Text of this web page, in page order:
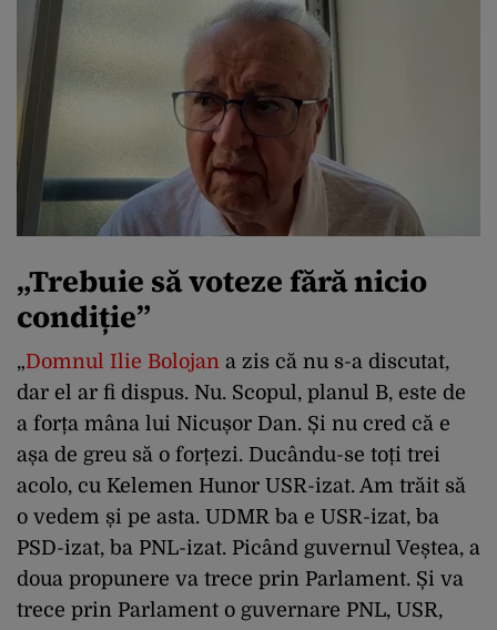
„Trebuie să voteze fără nicio
condiție”
„Domnul Ilie Bolojan a zis că nu s-a discutat,
dar el ar fi dispus. Nu. Scopul, planul B, este de
a forța mâna lui Nicușor Dan. Și nu cred că e
așa de greu să o forțezi. Ducându-se toți trei
acolo, cu Kelemen Hunor USR-izat. Am trăit să
o vedem și pe asta. UDMR ba e USR-izat, ba
PSD-izat, ba PNL-izat. Picând guvernul Veștea, a
doua propunere va trece prin Parlament. Și va
trece prin Parlament o guvernare PNL, USR,